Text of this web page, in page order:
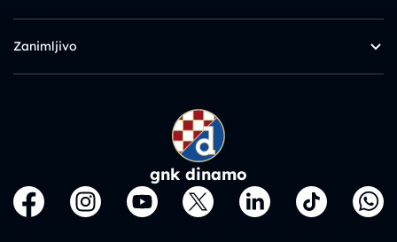
Zanimljivo
gnk dinamo